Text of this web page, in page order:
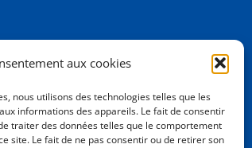
aux cookies
nous utilisons des technologies telles que les
informations des appareils. Le fait de consentir
traiter des données telles que le comportement
site. Le fait de ne pas consentir ou de retirer son